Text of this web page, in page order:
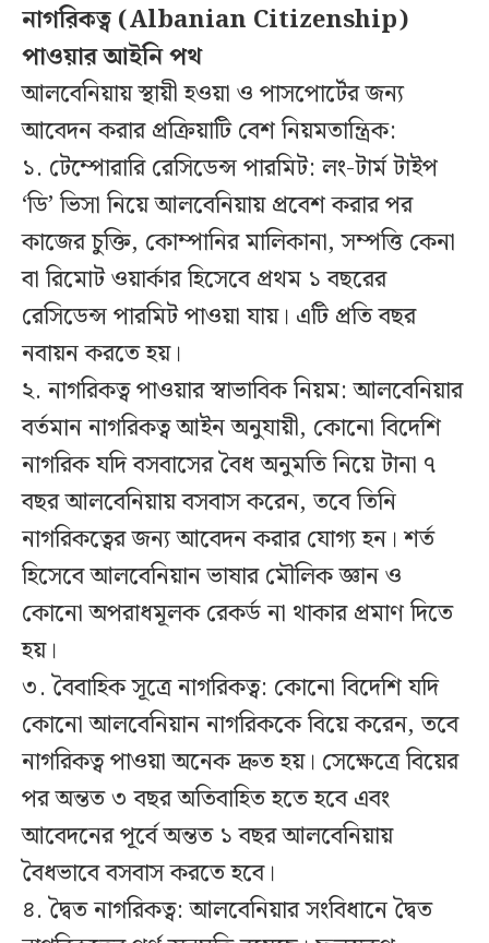
নাগরিকত্ব (Albanian Citizenship)
পাওয়ার আইনি পথ
আলবেনিয়ায় স্থায়ী হওয়া ও পাসপোর্টের জন্য
আবেদন করার প্রক্রিয়াটি বেশ নিয়মতান্ত্রিক:
১. টেম্পোরারি রেসিডেন্স পারমিট: লং-টার্ম টাইপ
‘ডি’ ভিসা নিয়ে আলবেনিয়ায় প্রবেশ করার পর
কাজের চুক্তি, কোম্পানির মালিকানা, সম্পত্তি কেনা
বা রিমোট ওয়ার্কার হিসেবে প্রথম ১ বছরের
রেসিডেন্স পারমিট পাওয়া যায়। এটি প্রতি বছর
নবায়ন করতে হয়।
২. নাগরিকত্ব পাওয়ার স্বাভাবিক নিয়ম: আলবেনিয়ার
বর্তমান নাগরিকত্ব আইন অনুযায়ী, কোনো বিদেশি
নাগরিক যদি বসবাসের বৈধ অনুমতি নিয়ে টানা ৭
বছর আলবেনিয়ায় বসবাস করেন, তবে তিনি
নাগরিকত্বের জন্য আবেদন করার যোগ্য হন। শর্ত
হিসেবে আলবেনিয়ান ভাষার মৌলিক জ্ঞান ও
কোনো অপরাধমূলক রেকর্ড না থাকার প্রমাণ দিতে
হয়।
৩. বৈবাহিক সূত্রে নাগরিকত্ব: কোনো বিদেশি যদি
কোনো আলবেনিয়ান নাগরিককে বিয়ে করেন, তবে
নাগরিকত্ব পাওয়া অনেক দ্রুত হয়। সেক্ষেত্রে বিয়ের
পর অন্তত ৩ বছর অতিবাহিত হতে হবে এবং
আবেদনের পূর্বে অন্তত ১ বছর আলবেনিয়ায়
বৈধভাবে বসবাস করতে হবে।
৪. দ্বৈত নাগরিকত্ব: আলবেনিয়ার সংবিধানে দ্বৈত